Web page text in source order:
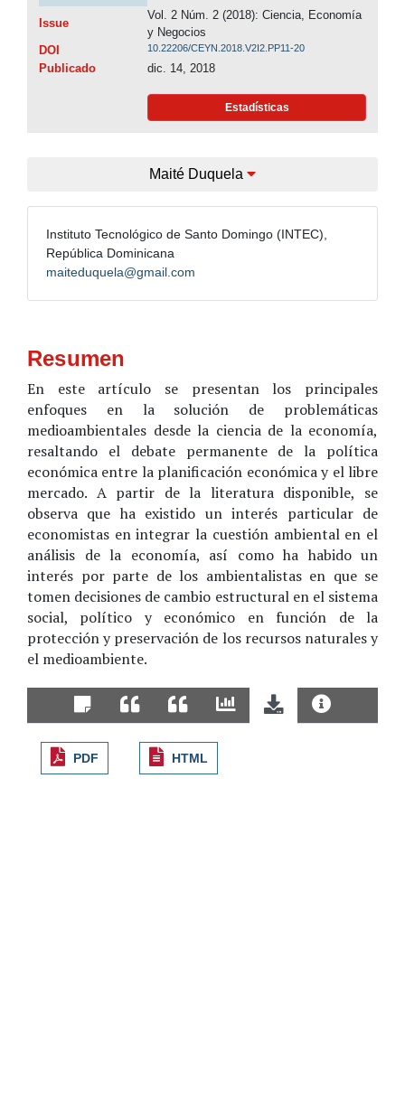
Issue
Vol. 2 Núm. 2 (2018): Ciencia, Economía
y Negocios
DOI
10.22206/CEYN.2018.V2I2.PP11-20
Publicado dic. 14, 2018
Estadísticas
Maité Duquela
Instituto Tecnológico de Santo Domingo (INTEC),
República Dominicana
maiteduquela@gmail.com
Resumen
En este artículo se presentan los principales
enfoques en la solución de problemáticas
medioambientales desde la ciencia de la economía,
resaltando el debate permanente de la política
económica entre la planificación económica y el libre
mercado. A partir de la literatura disponible, se
observa que ha existido un interés particular de
economistas en integrar la cuestión ambiental en el
análisis de la economía, así como ha habido un
interés por parte de los ambientalistas en que se
tomen decisiones de cambio estructural en el sistema
social, político y económico en función de la
protección y preservación de los recursos naturales y
el medioambiente.
PDF HTML